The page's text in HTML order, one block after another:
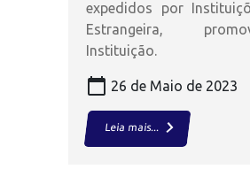
expedidos por
Estrangeira,
Instituição.
calendar_today 26 de Maio de 2023
Leia mais...keyboard_arrow_right